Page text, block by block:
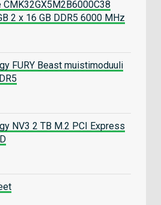
CMK32GX5M2B6000C38
2 x 16 GB DDR5 6000 MHz
FURY Beast muistimoduuli
NV3 2 TB M.2 PCI Express